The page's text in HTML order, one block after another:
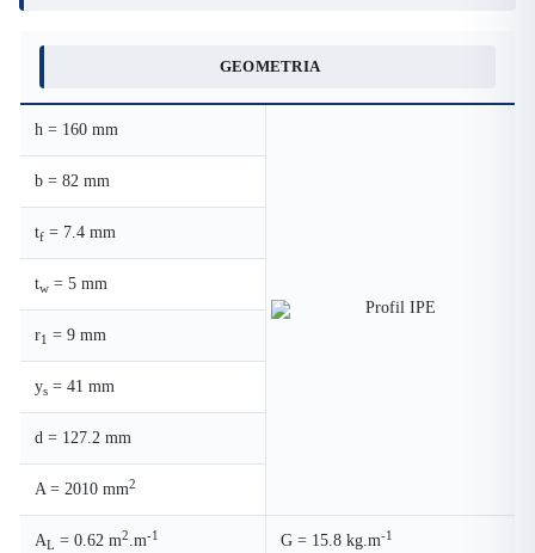
GEOMETRIA
h = 160 mm
b = 82 mm
tf = 7.4 mm
tw = 5 mm
r1 = 9 mm
ys = 41 mm
d = 127.2 mm
A = 2010 mm2
AL = 0.62 m2.m-1 G = 15.8 kg.m-1